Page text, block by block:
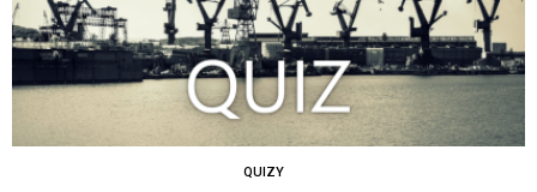
QUIZY